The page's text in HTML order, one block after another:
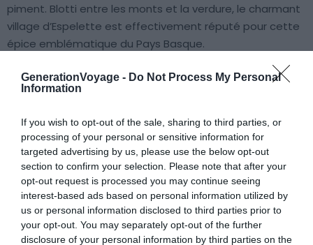
GenerationVoyage - Do Not Process My Personal
Information
If you wish to opt-out of the sale, sharing to third parties, or
processing of your personal or sensitive information for
targeted advertising by us, please use the below opt-out
section to confirm your selection. Please note that after your
opt-out request is processed you may continue seeing
interest-based ads based on personal information utilized by
us or personal information disclosed to third parties prior to
your opt-out. You may separately opt-out of the further
disclosure of your personal information by third parties on the
piment. Blotti entre les monts et la verdure, le charmant
village d’Espelette est effectivement réputé pour cette
épice emblématique du Pays Basque.
Les piments suspendus ornent les façades blanches et
labourdin. Profitez de votre visite à Espelette et de son
marché pour déguster des spécialités gastronomiques
basques et découvrir l’artisanat local !
7. Les Grottes d’Isturitz et
d’Oxocelhaya